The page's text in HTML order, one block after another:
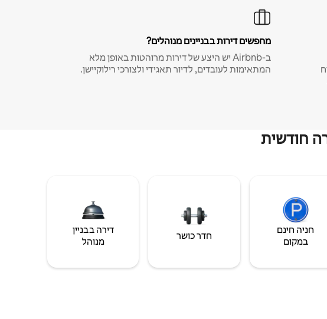
מחפשים דירות בבניינים מנוהלים?
ב-Airbnb יש היצע של דירות מרוהטות באופן מלא
המתאימות לעובדים, לדיור תאגידי ולצורכי רילוקיישן.
חודשית
חניה חינם
במקום
חדר כושר
דירה בבניין
מנוהל